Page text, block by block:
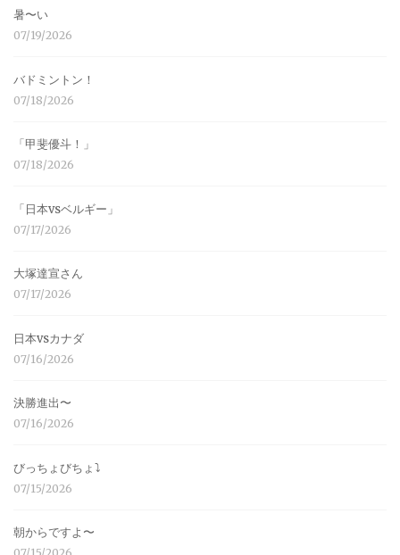
暑〜い
07/19/2026
バドミントン！
07/18/2026
「甲斐優斗！」
07/18/2026
「日本vsベルギー」
07/17/2026
大塚達宣さん
07/17/2026
日本vsカナダ
07/16/2026
決勝進出〜
07/16/2026
びっちょびちょ⤵︎
07/15/2026
朝からですよ〜